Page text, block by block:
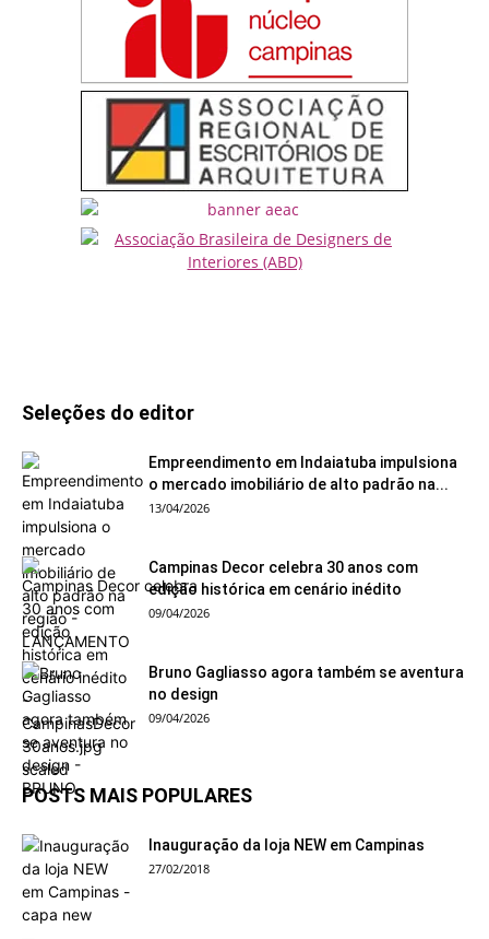
Seleções do editor
Empreendimento em Indaiatuba impulsiona
o mercado imobiliário de alto padrão na...
13/04/2026
Campinas Decor celebra 30 anos com
edição histórica em cenário inédito
09/04/2026
Bruno Gagliasso agora também se aventura
no design
09/04/2026
POSTS MAIS POPULARES
Inauguração da loja NEW em Campinas
27/02/2018